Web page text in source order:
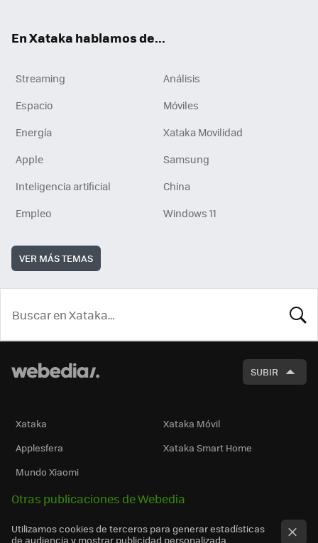
En Xataka hablamos de...
Streaming
Análisis
Espacio
Móviles
Energía
Xataka Movilidad
Apple
Samsung
Inteligencia artificial
China
Empleo
Windows 11
VER MÁS TEMAS
SUBIR
Xataka
Xataka Móvil
Applesfera
Xataka Smart Home
Mundo Xiaomi
Otras publicaciones de Webedia
Utilizamos cookies de terceros para generar estadísticas
de audiencia y mostrar publicidad personalizada